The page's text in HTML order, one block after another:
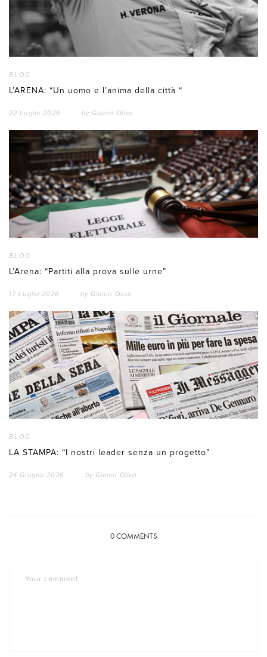
BLOG
L’ARENA: “Un uomo e l’anima della città “
22 Luglio 2026 by Gianni Oliva
BLOG
L’Arena: “Partiti alla prova sulle urne”
17 Luglio 2026 by Gianni Oliva
BLOG
LA STAMPA: “I nostri leader senza un progetto”
24 Giugno 2026 by Gianni Oliva
0COMMENTS